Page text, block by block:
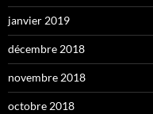
janvier 2019
décembre 2018
novembre 2018
octobre 2018